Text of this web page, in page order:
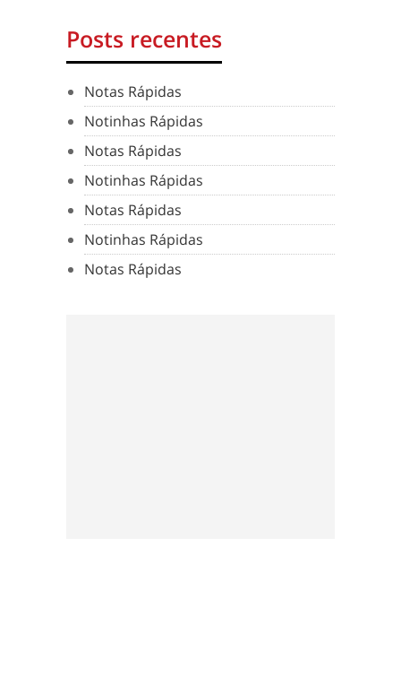
Posts recentes
Notas Rápidas
Notinhas Rápidas
Notas Rápidas
Notinhas Rápidas
Notas Rápidas
Notinhas Rápidas
Notas Rápidas